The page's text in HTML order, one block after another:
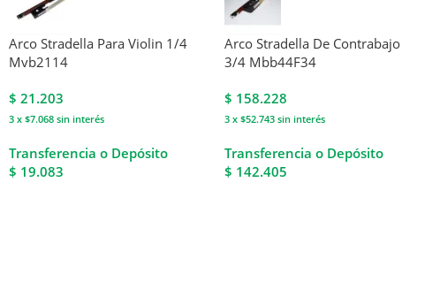
Arco Stradella Para Violin 1/4
Mvb2114
$ 21.203
3 x $7.068 sin interés
Transferencia o Depósito
$ 19.083
Arco Stradella De Contrabajo
3/4 Mbb44F34
$ 158.228
3 x $52.743 sin interés
Transferencia o Depósito
$ 142.405